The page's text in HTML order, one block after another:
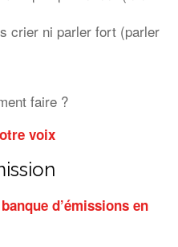
crier ni parler fort (parler
faire ?
voix
d’émissions en